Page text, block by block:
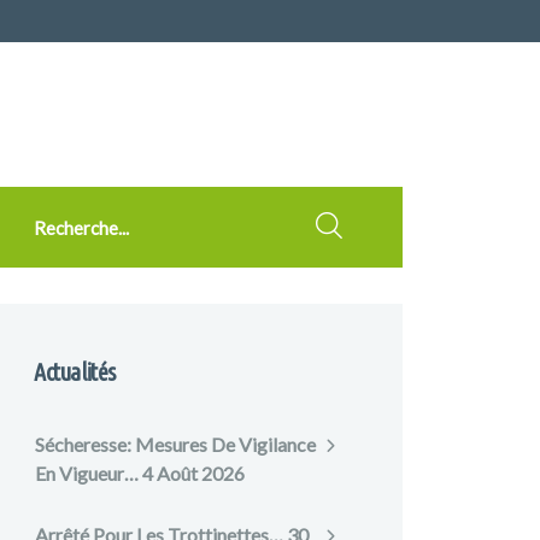
Actualités
Sécheresse: Mesures De Vigilance
En Vigueur…4 Août 2026
Arrêté Pour Les Trottinettes… 30